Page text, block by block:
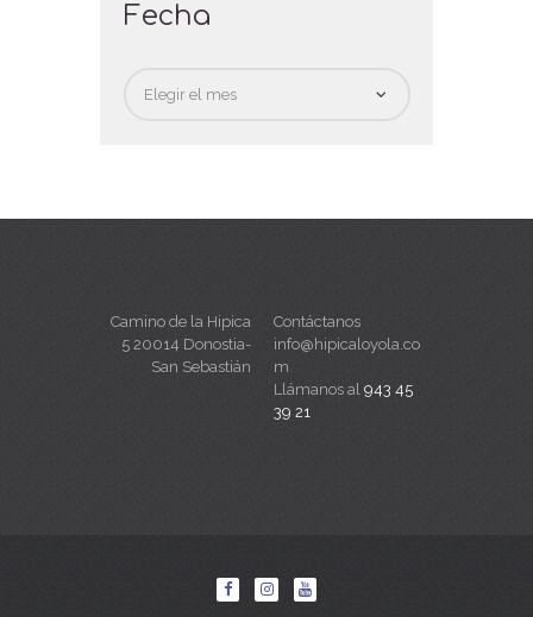
Fecha
Camino de la Hipica
5 20014 Donostia-
San Sebastián
Contáctanos
info@hipicaloyola.co
m
Llámanos al 943 45
39 21